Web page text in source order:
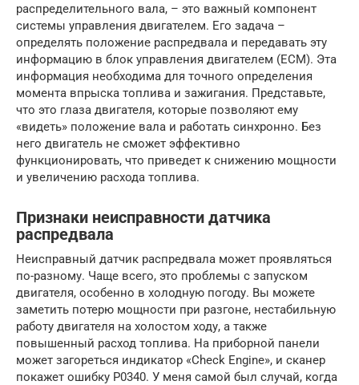
распределительного вала, – это важный компонент
системы управления двигателем. Его задача –
определять положение распредвала и передавать эту
информацию в блок управления двигателем (ECM). Эта
информация необходима для точного определения
момента впрыска топлива и зажигания. Представьте,
что это глаза двигателя, которые позволяют ему
«видеть» положение вала и работать синхронно. Без
него двигатель не сможет эффективно
функционировать, что приведет к снижению мощности
и увеличению расхода топлива.
Признаки неисправности датчика
распредвала
Неисправный датчик распредвала может проявляться
по-разному. Чаще всего, это проблемы с запуском
двигателя, особенно в холодную погоду. Вы можете
заметить потерю мощности при разгоне, нестабильную
работу двигателя на холостом ходу, а также
повышенный расход топлива. На приборной панели
может загореться индикатор «Check Engine», и сканер
покажет ошибку P0340. У меня самой был случай, когда